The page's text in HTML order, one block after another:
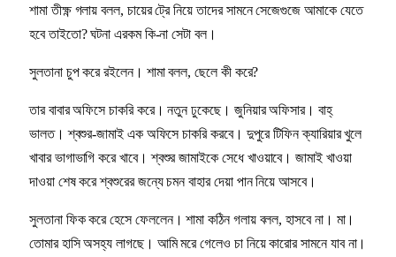
শামা তীক্ষ্ণ গলায় বলল, চায়ের ট্রে নিয়ে তাদের সামনে সেজেগুজে আমাকে যেতে
হবে তাইতো? ঘটনা এরকম কি-না সেটা বল।
সুলতানা চুপ করে রইলেন। শামা বলল, ছেলে কী করে?
তার বাবার অফিসে চাকরি করে। নতুন ঢুকেছে। জুনিয়ার অফিসার। বাহ্
ভালত। শ্বশুর-জামাই এক অফিসে চাকরি করবে। দুপুরে টিফিন ক্যারিয়ার খুলে
খাবার ভাগাভাগি করে খাবে। শ্বশুর জামাইকে সেধে খাওয়াবে। জামাই খাওয়া
দাওয়া শেষ করে শ্বশুরের জন্যে চমন বাহার দেয়া পান নিয়ে আসবে।
সুলতানা ফিক করে হেসে ফেললেন। শামা কঠিন গলায় বলল, হাসবে না। মা।
তোমার হাসি অসহ্য লাগছে। আমি মরে গেলেও চা নিয়ে কারোর সামনে যাব না।